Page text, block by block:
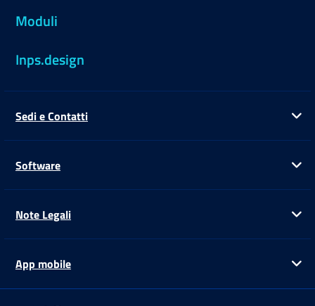
Moduli
Inps.design
Sedi e Contatti
Software
Note Legali
App mobile